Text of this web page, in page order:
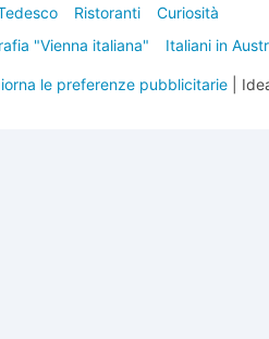
Ristoranti
Curiosità
"Vienna italiana" Italiani in
le preferenze pubblicitarie|